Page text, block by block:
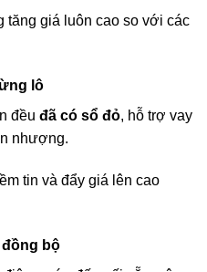
tăng giá luôn cao so với các
lô
đều đã có sổ đỏ, hỗ trợ vay
nhượng.
tin và đẩy giá lên cao
đồng bộ